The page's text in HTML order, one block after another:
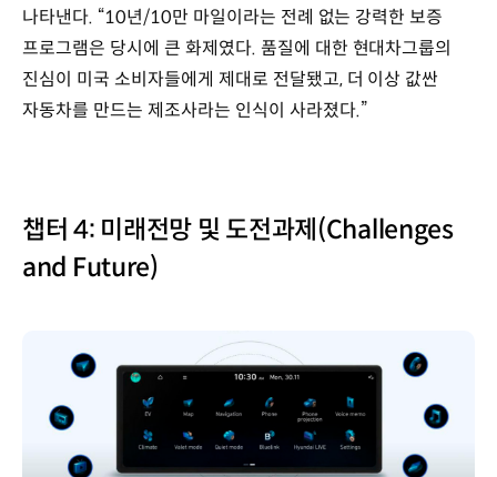
나타낸다. “10년/10만 마일이라는 전례 없는 강력한 보증
프로그램은 당시에 큰 화제였다. 품질에 대한 현대차그룹의
진심이 미국 소비자들에게 제대로 전달됐고, 더 이상 값싼
자동차를 만드는 제조사라는 인식이 사라졌다.”
챕터 4: 미래전망 및 도전과제(Challenges
and Future)